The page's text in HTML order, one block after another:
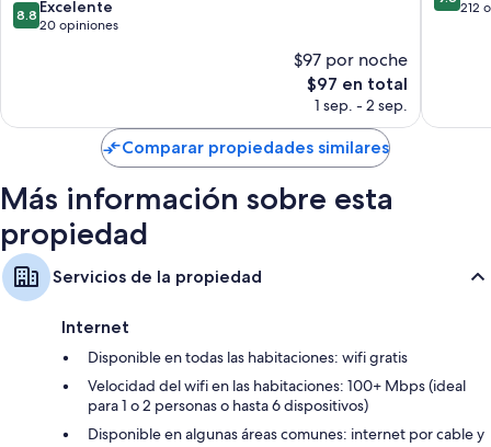
Otros de los servicios que también encontrarás en las habitaciones son:
Baños con regaderas tipo lluvia y bidets
Armarios o clósets, focos LED y calefacción
Coria
8.8
de
8.8 Excelente
20 opiniones
$97 por noche
El
precio
es
$97 en total
1 sep. - 2 sep.
de 212
Comparar propiedades similares
Más información sobre esta
propiedad
Servicios de la propiedad
Internet
Disponible en todas las habitaciones: wifi gratis
Velocidad del wifi en las habitaciones: 100+ Mbps (ideal
para 1 o 2 personas o hasta 6 dispositivos)
Disponible en algunas áreas comunes: internet por cable y